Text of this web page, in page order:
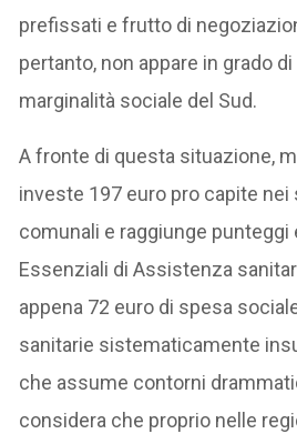
prefissati e frutto di
pertanto, non appare in grado
marginalità sociale del Sud.
A fronte di questa situazione,
investe 197 euro pro capite nei
comunali e raggiunge
Essenziali di Assistenza
appena 72 euro di spesa
sanitarie sistematicamente
che assume contorni
considera che proprio nelle